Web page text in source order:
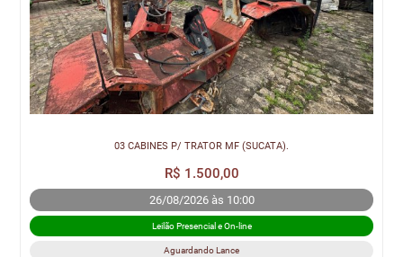
03 CABINES P/ TRATOR MF (SUCATA).
R$ 1.500,00
26/08/2026 às 10:00
Leilão Presencial e On-line
Aguardando Lance